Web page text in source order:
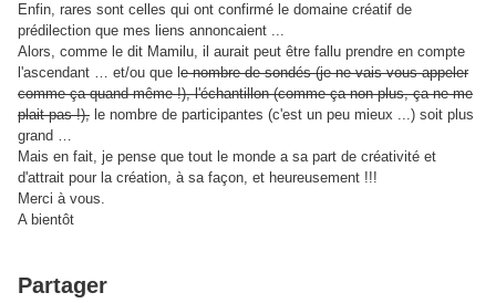
Enfin, rares sont celles qui ont confirmé le domaine créatif de
prédilection que mes liens annoncaient ...
Alors, comme le dit Mamilu, il aurait peut être fallu prendre en compte
l'ascendant … et/ou que l e nombre de sondés (je ne vais vous appeler
comme ça quand même !), l'échantillon (comme ça non plus, ça ne me
plait pas !), le nombre de participantes (c'est un peu mieux ...) soit plus
grand …
Mais en fait, je pense que tout le monde a sa part de créativité et
d'attrait pour la création, à sa façon, et heureusement !!!
Merci à vous.
A bientôt
Partager